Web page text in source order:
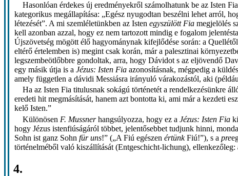
Hasonlóan érdekes új eredményekről számolhatunk be az Isten
kategorikus megállapítása: „Egész nyugodtan beszélni lehet arról,
létezését”. A mi szemléletünkben az Istenegyszülött Fia megjelölés
kell azonban azzal, hogy ez nem tartozott mindig e fogalom
Újszövetség mögött élő hagyománynak kifejlődése során: a
eltérő értelemben is) megint csak korán, már a palesztinai
legszembeötlőbbre gondoltak, arra, hogy Dávidot s az eljövendő
egy másik útja is aJézus: Isten Fia azonosításnak, mégpedig a
amely független a dávidi Messiásra irányuló várakozástól, aki
Ha az Isten Fia titulusnak sokágú történetét a rendelkezésünkre
eredeti hit megmásítását, hanem azt bontotta ki, ami már a kezdeti
kelő Isten.”
Különösen F. Mussnerhangsúlyozza, hogy ez aJézus: Isten Fia
hogy Jézus istenfiúságáról többet, jelentősebbet tudjunk hinni,
Sohn ist ganz Sohnfür uns!” („A Fiú egészenértünkFiú!”), s apre
történelméből való kiszállítását (Entgeschicht-lichung),
4.